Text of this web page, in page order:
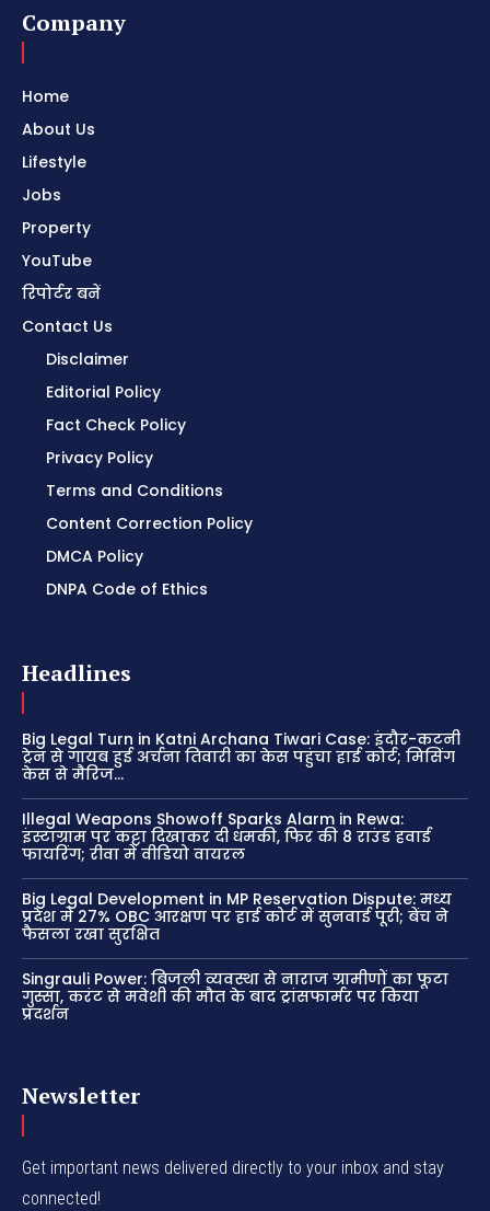
Company
Home
About Us
Lifestyle
Jobs
Property
YouTube
रिपोर्टर बनें
Contact Us
Disclaimer
Editorial Policy
Fact Check Policy
Privacy Policy
Terms and Conditions
Content Correction Policy
DMCA Policy
DNPA Code of Ethics
Headlines
Big Legal Turn in Katni Archana Tiwari Case: इंदौर-कटनी
ट्रेन से गायब हुई अर्चना तिवारी का केस पहुंचा हाई कोर्ट; मिसिंग
केस से मैरिज...
Illegal Weapons Showoff Sparks Alarm in Rewa:
इंस्टाग्राम पर कट्टा दिखाकर दी धमकी, फिर की 8 राउंड हवाई
फायरिंग; रीवा में वीडियो वायरल
Big Legal Development in MP Reservation Dispute: मध्य
प्रदेश में 27% OBC आरक्षण पर हाई कोर्ट में सुनवाई पूरी; बेंच ने
फैसला रखा सुरक्षित
Singrauli Power: बिजली व्यवस्था से नाराज ग्रामीणों का फूटा
गुस्सा, करंट से मवेशी की मौत के बाद ट्रांसफार्मर पर किया
प्रदर्शन
Newsletter
Get important news delivered directly to your inbox and stay
connected!